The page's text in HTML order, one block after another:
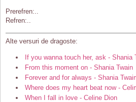
Prerefren:..
Refren:..
Alte versuri de dragoste:
If you wanna touch her, ask - Shania
From this moment on - Shania Twain
Forever and for always - Shania
Where does my heart beat now -
When I fall in love - Celine Dion